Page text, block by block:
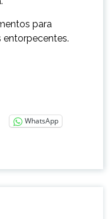
para
entorpecentes.
WhatsApp